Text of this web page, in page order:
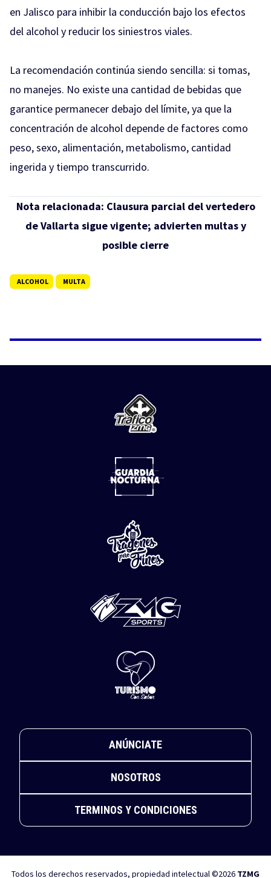
en Jalisco para inhibir la conducción bajo los efectos
del alcohol y reducir los siniestros viales.
La recomendación continúa siendo sencilla: si tomas,
no manejes. No existe una cantidad de bebidas que
garantice permanecer debajo del límite, ya que la
concentración de alcohol depende de factores como
peso, sexo, alimentación, metabolismo, cantidad
ingerida y tiempo transcurrido.
Nota relacionada: Clausura parcial del vertedero
de Vallarta sigue vigente; advierten multas y
posible cierre
ALCOHOL MULTA
ANÚNCIATE
NOSOTROS
TERMINOS Y CONDICIONES
Todos los derechos reservados, propiedad intelectual ©2026 TZMG